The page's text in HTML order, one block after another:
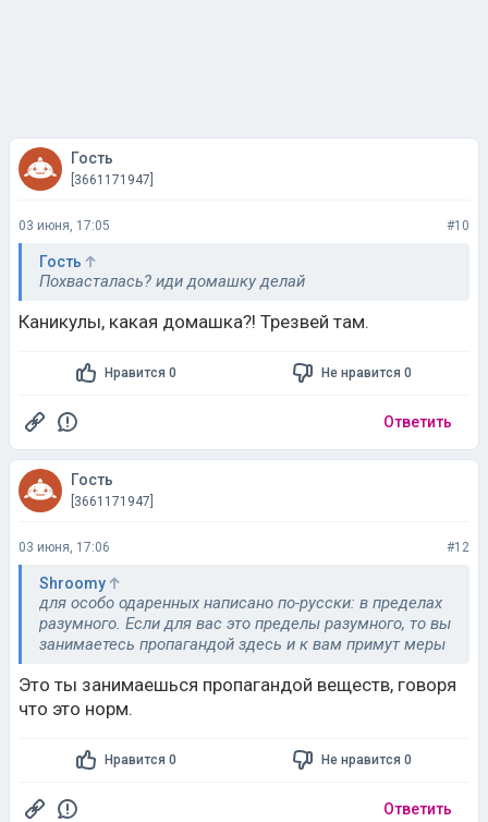
Гость
[3661171947]
03 июня, 17:05 #10
Гость
Похвасталась? иди домашку делай
Каникулы, какая домашка?! Трезвей там.
Нравится 0 Не нравится 0
Ответить
Гость
[3661171947]
03 июня, 17:06 #12
Shroomy
для особо одаренных написано по-русски: в пределах
разумного. Если для вас это пределы разумного, то вы
занимаетесь пропагандой здесь и к вам примут меры
Это ты занимаешься пропагандой веществ, говоря
что это норм.
Нравится 0 Не нравится 0
Ответить